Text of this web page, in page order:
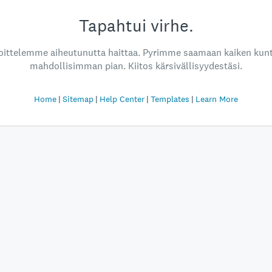
Tapahtui virhe.
aiheutunutta haittaa. Pyrimme saamaan kaiken
mahdollisimman pian. Kiitos kärsivällisyydestäsi.
Home Sitemap Help Center Templates Learn More